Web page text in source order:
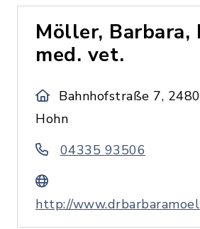
Möller, Barbara,
med. vet.
Bahnhofstraße 7,
Hohn
04335 93506
http://